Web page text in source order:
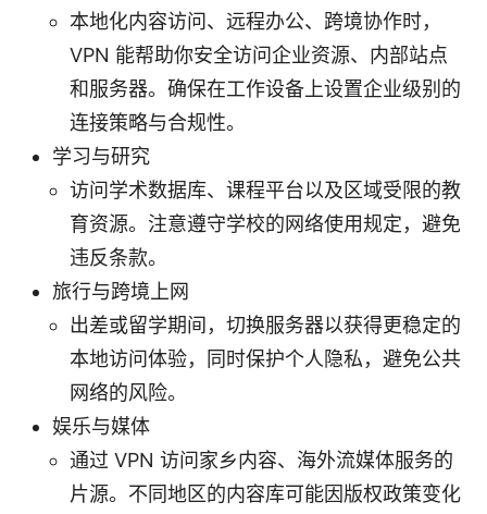
本地化内容访问、远程办公、跨境协作时，
VPN 能帮助你安全访问企业资源、内部站点
和服务器。确保在工作设备上设置企业级别的
连接策略与合规性。
学习与研究
访问学术数据库、课程平台以及区域受限的教
育资源。注意遵守学校的网络使用规定，避免
违反条款。
旅行与跨境上网
出差或留学期间，切换服务器以获得更稳定的
本地访问体验，同时保护个人隐私，避免公共
网络的风险。
娱乐与媒体
通过 VPN 访问家乡内容、海外流媒体服务的
片源。不同地区的内容库可能因版权政策变化